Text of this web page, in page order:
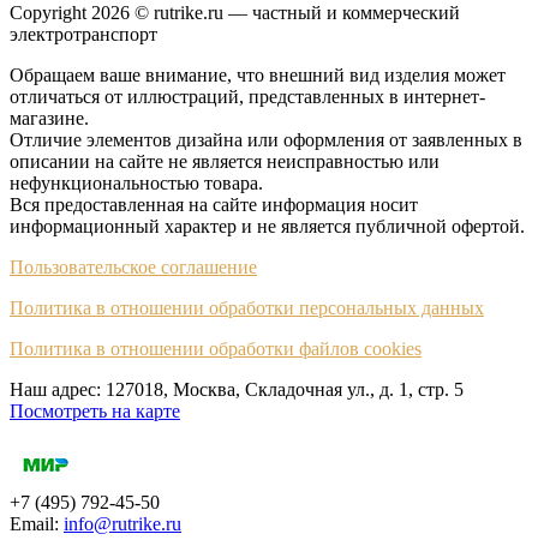
Copyright 2026 © rutrike.ru — частный и коммерческий
электротранспорт
Обращаем ваше внимание, что внешний вид изделия может
отличаться от иллюстраций, представленных в интернет-
магазине.
Отличие элементов дизайна или оформления от заявленных в
описании на сайте не является неисправностью или
нефункциональностью товара.
Вся предоставленная на сайте информация носит
информационный характер и не является публичной офертой.
Пользовательское соглашение
Политика в отношении обработки персональных данных
Политика в отношении обработки файлов cookies
Наш адрес: 127018, Москва, Складочная ул., д. 1, cтр. 5
Посмотреть на карте
+7 (495) 792-45-50
Email: info@rutrike.ru